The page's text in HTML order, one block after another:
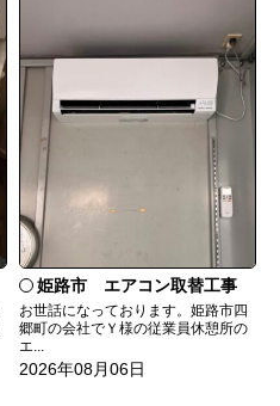
姫路市 エアコン取替工事
お世話になっております。姫路市四
郷町の会社でＹ様の従業員休憩所の
エ...
2026年08月06日